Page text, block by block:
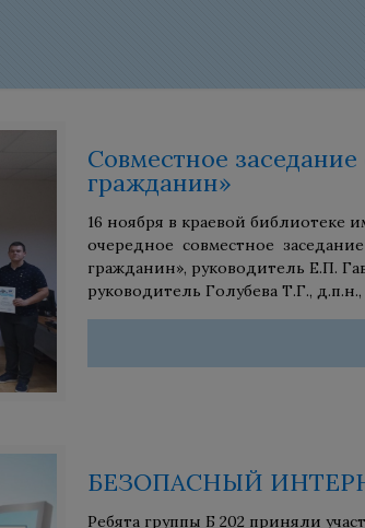
Совместное
гражданин»
16 ноября в краевой
очередное совместное
гражданин», руководитель Е.П.
руководитель Голубева Т.Г., д.п.н.,
БЕЗОПАСНЫЙ
Ребята группы Б 202 приняли